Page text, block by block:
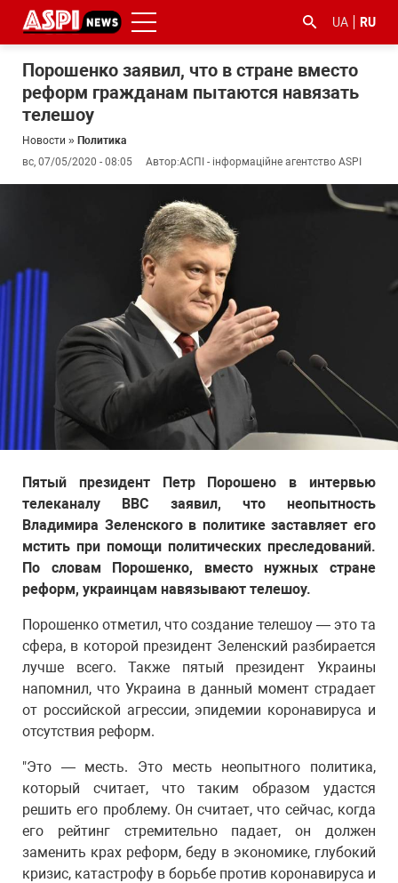
UA RU
Порошенко заявил, что в стране вместо
реформ гражданам пытаются навязать
телешоу
Новости » Политика
вс, 07/05/2020 - 08:05
Автор:АСПІ - інформаційне агентство ASPI
Пятый президент Петр Порошено в интервью
телеканалу ВВС заявил, что неопытность
Владимира Зеленского в политике заставляет его
мстить при помощи политических преследований.
По словам Порошенко, вместо нужных стране
реформ, украинцам навязывают телешоу.
Порошенко отметил, что создание телешоу — это та
сфера, в которой президент Зеленский разбирается
лучше всего. Также пятый президент Украины
напомнил, что Украина в данный момент страдает
от российской агрессии, эпидемии коронавируса и
отсутствия реформ.
"Это — месть. Это месть неопытного политика,
который считает, что таким образом удастся
решить его проблему. Он считает, что сейчас, когда
его рейтинг стремительно падает, он должен
заменить крах реформ, беду в экономике, глубокий
кризис, катастрофу в борьбе против коронавируса и
#гфс #Киев #коронавірус